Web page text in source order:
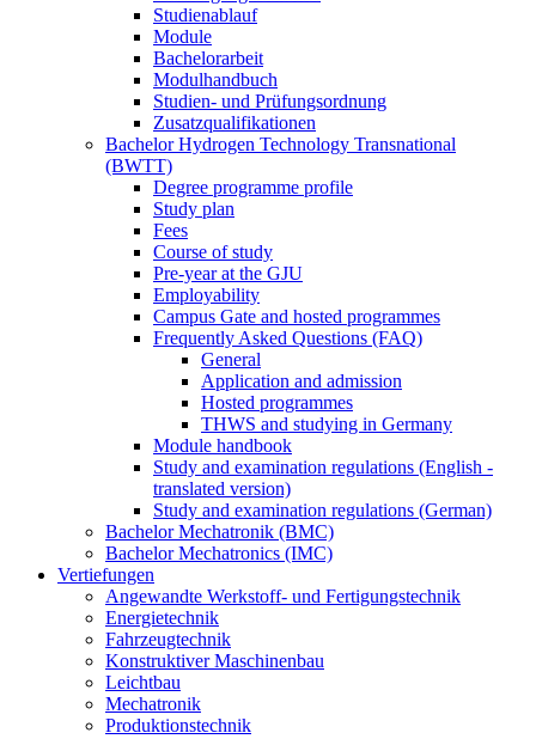
Studienablauf
Module
Bachelorarbeit
Modulhandbuch
Studien- und Prüfungsordnung
Zusatzqualifikationen
Bachelor Hydrogen Technology Transnational
(BWTT)
Degree programme profile
Study plan
Fees
Course of study
Pre-year at the GJU
Employability
Campus Gate and hosted programmes
Frequently Asked Questions (FAQ)
General
Application and admission
Hosted programmes
THWS and studying in Germany
Module handbook
Study and examination regulations (English -
translated version)
Study and examination regulations (German)
Bachelor Mechatronik (BMC)
Bachelor Mechatronics (IMC)
Vertiefungen
Angewandte Werkstoff- und Fertigungstechnik
Energietechnik
Fahrzeugtechnik
Konstruktiver Maschinenbau
Leichtbau
Mechatronik
Produktionstechnik